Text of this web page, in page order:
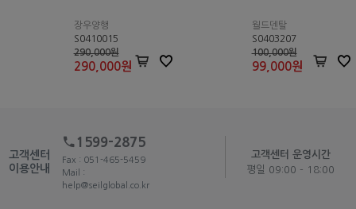
장우양행
S0410015
290,000원
290,000원
월드덴탈
S0403207
100,000원
99,000원
고객센터
이용안내
1599-2875
Fax : 051-465-5459
Mail :
help@seilglobal.co.kr
고객센터 운영시간
평일 09:00 - 18:00